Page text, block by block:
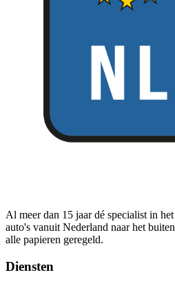
Al meer dan 15 jaar dé specialist in
auto's vanuit Nederland naar het
alle papieren geregeld.
Diensten